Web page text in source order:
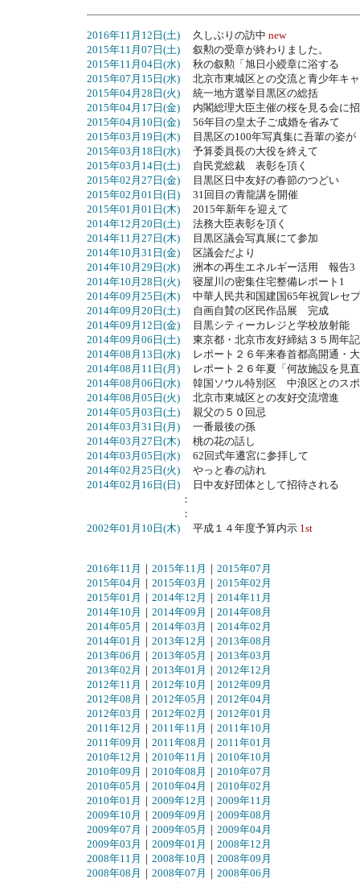
2016年11月12日(土)久しぶりの訪中 new
2015年11月07日(土)叙勲の受章が終わりました。
2015年11月04日(水)秋の叙勲「旭日小綬章に浴する
2015年07月15日(水)北京市東城区との交流と青少年キ
2015年04月28日(火)統一地方選挙目黒区の総括
2015年04月17日(金)内閣総理大臣主催の桜を見る会に招
2015年04月10日(金)56年目の皇太子ご成婚を省みて
2015年03月19日(木)目黒区の100年写真集に吾輩の姿が
2015年03月18日(水)予算委員長の大役を終えて
2015年03月14日(土)自民党総裁 表彰を頂く
2015年02月27日(金)目黒区日中友好の春節のつどい
2015年02月01日(日)31回目の青龍講を開催
2015年01月01日(木)2015年新年を迎えて
2014年12月20日(土)法務大臣表彰を頂く
2014年11月27日(木)目黒区議会写真展にて参加
2014年10月31日(金)区議会だより
2014年10月29日(水)洲本の再生エネルギー活用 報告3
2014年10月28日(火)寝屋川の密集住宅整備レポート1
2014年09月25日(木)中華人民共和国建国65年祝賀レセ
2014年09月20日(土)自画自賛の区民作品展 完成
2014年09月12日(金)目黒シティーカレジと学校放射能
2014年09月06日(土)東京都・北京市友好締結３５周年
2014年08月13日(水)レポート２６年来春首都高開通・大
2014年08月11日(月)レポート２６年夏「何故施設を見
2014年08月06日(水)韓国ソウル特別区 中浪区とのスポ
2014年08月05日(火)北京市東城区との友好交流増進
2014年05月03日(土)親父の５０回忌
2014年03月31日(月)一番最後の孫
2014年03月27日(木)桃の花の話し
2014年03月05日(水)62回式年遷宮に参拝して
2014年02月25日(火)やっと春の訪れ
2014年02月16日(日)日中友好団体として招待される
：
：
2002年01月10日(木)平成１４年度予算内示1st
2016年11月 ｜ 2015年11月 ｜ 2015年07月
2015年04月 ｜ 2015年03月 ｜ 2015年02月
2015年01月 ｜ 2014年12月 ｜ 2014年11月
2014年10月 ｜ 2014年09月 ｜ 2014年08月
2014年05月 ｜ 2014年03月 ｜ 2014年02月
2014年01月 ｜ 2013年12月 ｜ 2013年08月
2013年06月 ｜ 2013年05月 ｜ 2013年03月
2013年02月 ｜ 2013年01月 ｜ 2012年12月
2012年11月 ｜ 2012年10月 ｜ 2012年09月
2012年08月 ｜ 2012年05月 ｜ 2012年04月
2012年03月 ｜ 2012年02月 ｜ 2012年01月
2011年12月 ｜ 2011年11月 ｜ 2011年10月
2011年09月 ｜ 2011年08月 ｜ 2011年01月
2010年12月 ｜ 2010年11月 ｜ 2010年10月
2010年09月 ｜ 2010年08月 ｜ 2010年07月
2010年05月 ｜ 2010年04月 ｜ 2010年02月
2010年01月 ｜ 2009年12月 ｜ 2009年11月
2009年10月 ｜ 2009年09月 ｜ 2009年08月
2009年07月 ｜ 2009年05月 ｜ 2009年04月
2009年03月 ｜ 2009年01月 ｜ 2008年12月
2008年11月 ｜ 2008年10月 ｜ 2008年09月
2008年08月 ｜ 2008年07月 ｜ 2008年06月